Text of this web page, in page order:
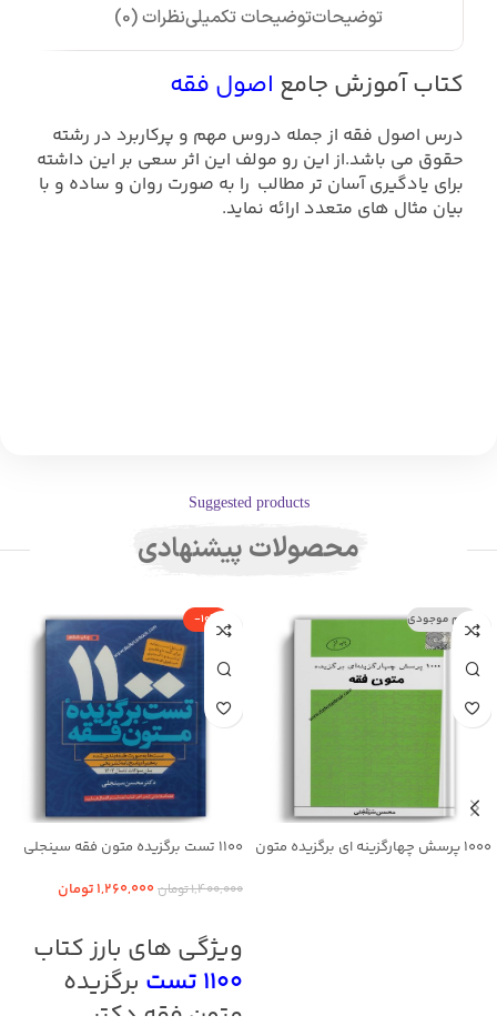
توضیحاتتوضیحات تکمیلینظرات (0)
کتاب آموزش جامع اصول فقه
درس اصول فقه از جمله دروس مهم و پرکاربرد در رشته
حقوق می باشد.از این رو مولف این اثر سعی بر این داشته
برای یادگیری آسان تر مطالب را به صورت روان و ساده و با
بیان مثال های متعدد ارائه نماید.
Suggested products
محصولات پیشنهادی
اتمام موجودی
1000 پرسش چهارگزینه ای برگزیده متون
-10%
1100 تست برگزیده متون فقه سینجلی
1,400,000تومان1,260,000تومان
ویژگی های بارز کتاب
1100 تست
برگزیده
متون فقه دکتر